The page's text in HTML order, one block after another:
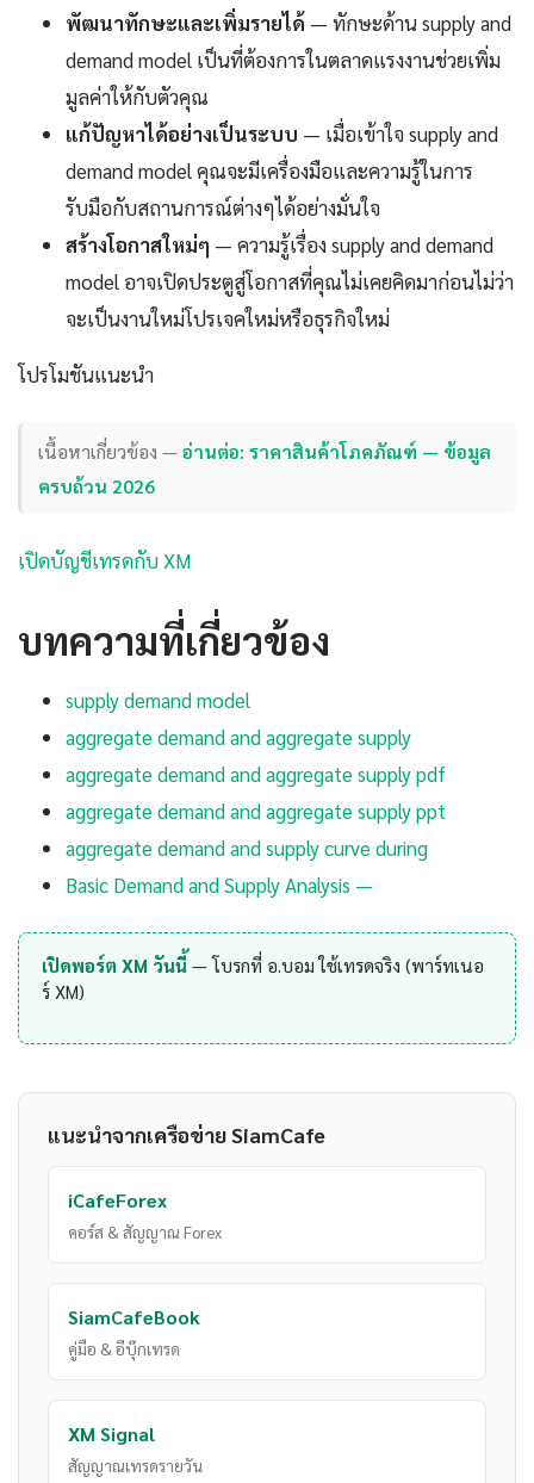
พัฒนาทักษะและเพิ่มรายได้ — ทักษะด้าน supply and
demand model เป็นที่ต้องการในตลาดแรงงานช่วยเพิ่ม
มูลค่าให้กับตัวคุณ
แก้ปัญหาได้อย่างเป็นระบบ — เมื่อเข้าใจ supply and
demand model คุณจะมีเครื่องมือและความรู้ในการ
รับมือกับสถานการณ์ต่างๆได้อย่างมั่นใจ
สร้างโอกาสใหม่ๆ — ความรู้เรื่อง supply and demand
model อาจเปิดประตูสู่โอกาสที่คุณไม่เคยคิดมาก่อนไม่ว่า
จะเป็นงานใหม่โปรเจคใหม่หรือธุรกิจใหม่
โปรโมชันแนะนำ
เนื้อหาเกี่ยวข้อง —อ่านต่อ: ราคาสินค้าโภคภัณฑ์ — ข้อมูล
ครบถ้วน 2026
เปิดบัญชีเทรดกับ XM
บทความที่เกี่ยวข้อง
supply demand model
aggregate demand and aggregate supply
aggregate demand and aggregate supply pdf
aggregate demand and aggregate supply ppt
aggregate demand and supply curve during
Basic Demand and Supply Analysis —
เปิดพอร์ต XM วันนี้— โบรกที่ อ.บอม ใช้เทรดจริง (พาร์ทเนอ
ร์ XM)
แนะนำจากเครือข่าย SiamCafe
iCafeForex
คอร์ส & สัญญาณ Forex
SiamCafeBook
คู่มือ & อีบุ๊กเทรด
XM Signal
สัญญาณเทรดรายวัน